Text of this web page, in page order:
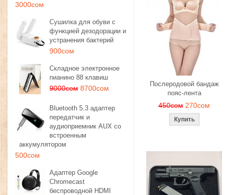
3000сом
Сушилка для обуви с
функцией дезодорации и
устранения бактерий
900сом
Складное электронное
пианино 88 клавиш
9000сом 8700сом
Bluetooth 5.3 адаптер
передатчик и
аудиоприемник AUX со
встроенным
аккумулятором
500сом
Адаптер Google
Chromecast
беспроводной HDMI
Послеродовой бандаж
пояс-лента
450сом 270сом